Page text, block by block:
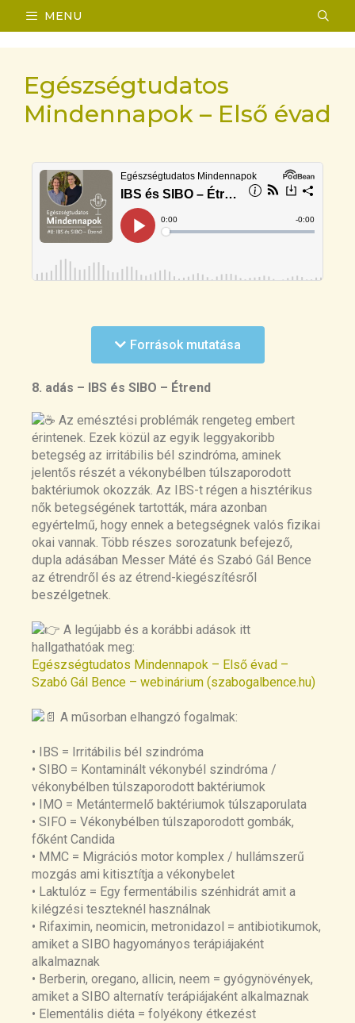
MENU
Egészségtudatos
Mindennapok – Első évad
irritable bowel syndrome: systematic
review and network meta-
analysishttps://pubmed.ncbi.nlm.nih.gov/3
4376515/
2. Low fermentable oligosaccharides,
disaccharides, monosaccharides and
polyols (FODMAP) diet improves
symptoms in adults suffering from
irritable bowel syndrome (IBS) compared
to standard IBS diet: A meta-analysis of
clinical
studieshttps://pubmed.ncbi.nlm.nih.gov/2
8806407/
3. Long-term irritable bowel syndrome
symptom control with reintroduction of
FODMAPshttps://www.ncbi.nlm.nih.gov/p
mc/articles/PMC5504379/
4. FODMAP diet modulates visceral
mediated intestinal inflammation and
dysfunction https://www.ncbi.nlm.nih.gov/p
mc/articles/PMC5749529/
5. Psychological and Gastrointestinal
Symptoms of Patients with Irritable Bowel
Syndrome Undergoing a Low-FODMAP
Diet: The Role of the Intestinal
Barrierhttps://www.ncbi.nlm.nih.gov/pmc/
articles/PMC8308851/
6. Effects of a Low FODMAP Diet and
Specific Carbohydrate Diet on Symptoms
and Nutritional Adequacy of Patients with
Irritable Bowel Syndrome: Preliminary
Results of a Single-blinded Randomized
Trialhttps://pubmed.ncbi.nlm.nih.gov/2872
Források mutatása
8. adás – IBS és SIBO – Étrend
Az emésztési problémák rengeteg embert
érintenek. Ezek közül az egyik leggyakoribb
betegség az irritábilis bél szindróma, aminek
jelentős részét a vékonybélben túlszaporodott
baktériumok okozzák. Az IBS-t régen a hisztérikus
nők betegségének tartották, mára azonban
egyértelmű, hogy ennek a betegségnek valós fizikai
okai vannak. Több részes sorozatunk befejező,
dupla adásában Messer Máté és Szabó Gál Bence
az étrendről és az étrend-kiegészítésről
beszélgetnek.
A legújabb és a korábbi adások itt
hallgathatóak meg:
Egészségtudatos Mindennapok – Első évad –
Szabó Gál Bence – webinárium (szabogalbence.hu)
A műsorban elhangzó fogalmak:
• IBS = Irritábilis bél szindróma
• SIBO = Kontaminált vékonybél szindróma /
vékonybélben túlszaporodott baktériumok
• IMO = Metántermelő baktériumok túlszaporulata
• SIFO = Vékonybélben túlszaporodott gombák,
főként Candida
• MMC = Migrációs motor komplex / hullámszerű
mozgás ami kitisztítja a vékonybelet
• Laktulóz = Egy fermentábilis szénhidrát amit a
kilégzési teszteknél használnak
• Rifaximin, neomicin, metronidazol = antibiotikumok,
amiket a SIBO hagyományos terápiájaként
alkalmaznak
• Berberin, oregano, allicin, neem = gyógynövények,
amiket a SIBO alternatív terápiájaként alkalmaznak
• Elementális diéta = folyékony étkezést